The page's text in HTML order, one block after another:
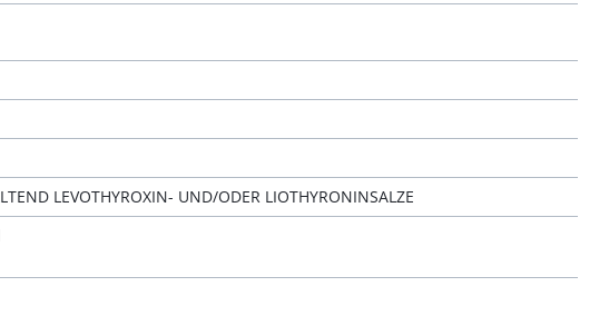
LEVOTHYROXIN- UND/ODER LIOTHYRONINSALZE